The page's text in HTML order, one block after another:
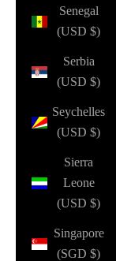
Senegal
(USD $)
Serbia
(USD $)
Seychelles
(USD $)
Sierra
Leone
(USD $)
Singapore
(SGD $)